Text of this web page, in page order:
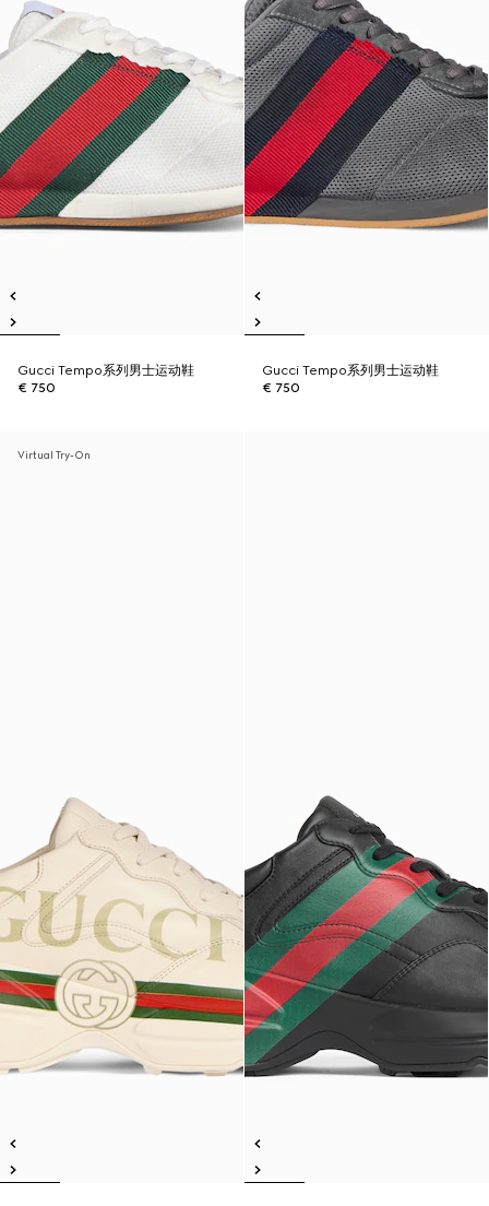
Gucci Tempo系列男士运动鞋
€ 750
Gucci Tempo系列男士运动鞋
€ 750
Virtual Try-On